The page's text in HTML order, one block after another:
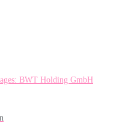
BWT Holding GmbH